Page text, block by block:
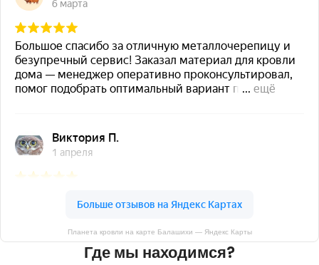
Планета кровли на карте Балашихи — Яндекс Карты
Где мы находимся?